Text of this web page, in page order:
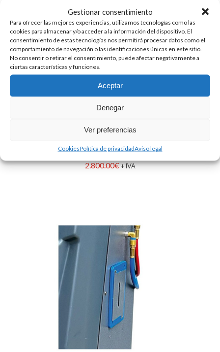
Gestionar consentimiento
Para ofrecer las mejores experiencias, utilizamos tecnologías como las
cookies para almacenar y/o acceder a la información del dispositivo. El
consentimiento de estas tecnologías nos permitirá procesar datos como el
comportamiento de navegación o las identificaciones únicas en este sitio.
No consentir o retirar el consentimiento, puede afectar negativamente a
ciertas características y funciones.
Aceptar
Denegar
Ver preferencias
CookiesPolítica de privacidadAviso legal
CARGA CON IMPRESORA OPTIMA VARIANT/P
2.800.00€+ IVA